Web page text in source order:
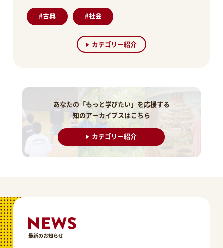
カテゴリー紹介
#古典 #社会
あなたの「もっと学びたい」を応援する
知のアーカイブスはこちら
カテゴリー紹介
最新のお知らせ